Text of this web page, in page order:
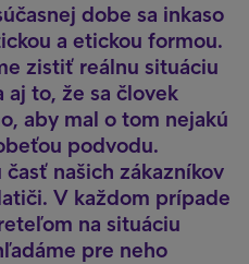
dobe sa inkaso
a etickou formou.
zistiť reálnu situáciu
aj to, že sa človek
aby mal o tom nejakú
podvodu.
našich zákazníkov
V každom prípade
na situáciu
pre neho